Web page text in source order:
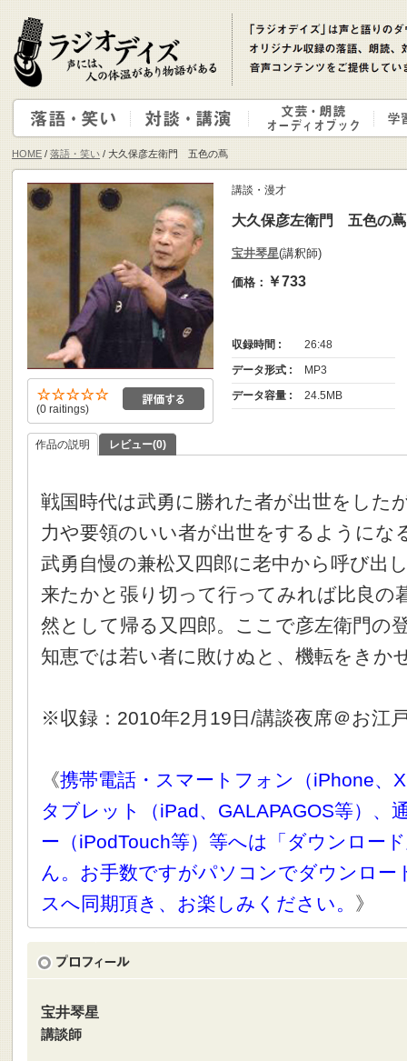
HOME / 落語・笑い / 大久保彦左衛門 五色の蔦
(0 raitings)
講談・漫才
大久保彦左衛門 五色の蔦
宝井琴星(講釈師)
価格： ￥733
収録時間 :
26:48
データ形式 :
MP3
データ容量 :
24.5MB
作品の説明 レビュー(0)
戦国時代は武勇に勝れた者が出世をした
力や要領のいい者が出世をするようにな
武勇自慢の兼松又四郎に老中から呼び出
来たかと張り切って行ってみれば比良の
然として帰る又四郎。ここで彦左衛門の
知恵では若い者に敗けぬと、機転をきか
※収録：2010年2月19日/講談夜席＠お江
《携帯電話・スマートフォン（iPhone、
タブレット（iPad、GALAPAGOS等）、
ー（iPodTouch等）等へは「ダウンロー
ん。お手数ですがパソコンでダウンロー
スへ同期頂き、お楽しみください。 》
宝井琴星
講談師